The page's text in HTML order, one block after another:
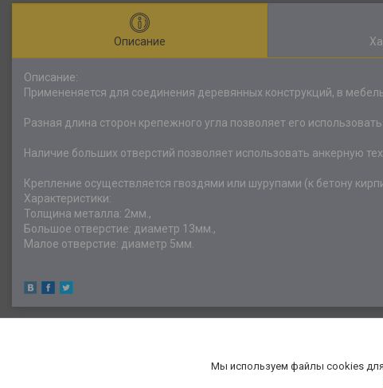
Описание
Описание:
Примененяется для соединения деревянных конструкций, в
Разная длина сторон крепежного угла позволяет его
Наличие больших отверстий позволяет использовать анкерную
Крепление осуществляется гвоздями или шурупами (к бетону
Характеристики:
Толщина металла: 2мм.,
Большое отверстие: диаметр 13мм.,
Малое отверстие: диаметр 5мм.
Мы используем файлы cookies для